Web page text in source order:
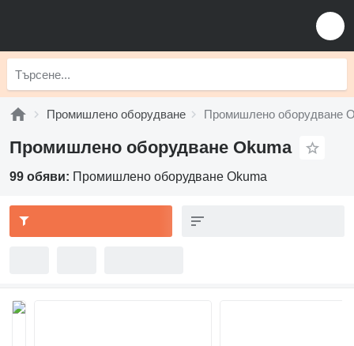
Промишлено оборудване Промишлено оборудване
Промишлено оборудване Okuma
99 обяви: Промишлено оборудване Okuma